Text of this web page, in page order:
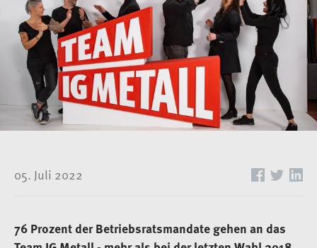
05. Juli 2022
76 Prozent der Betriebsratsmandate gehen an das